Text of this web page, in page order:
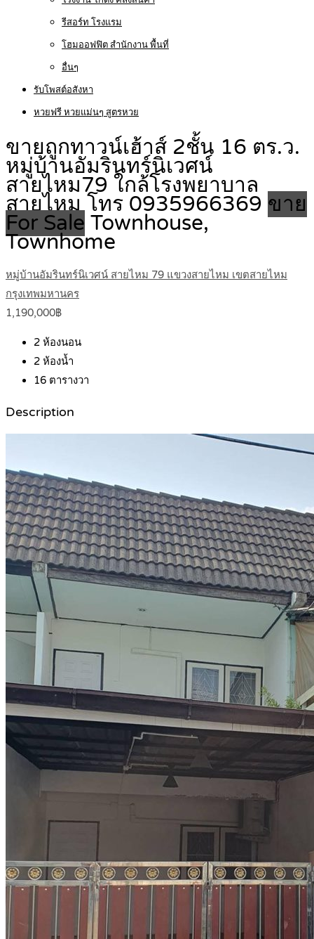
รีสอร์ท โรงแรม
โฮมออฟฟิต สำนักงาน พื้นที่
อื่นๆ
รับโพสต์อสังหา
หวยฟรี หวยแม่นๆ สูตรหวย
ขายถูกทาวน์เฮ้าส์ 2ชั้น 16 ตร.ว.
หมู่บ้านอัมรินทร์นิเวศน์
สายไหม79 ใกล้โรงพยาบาล
สายไหม โทร 0935966369 ขาย
For Sale Townhouse,
Townhome
หมู่บ้านอัมรินทร์นิเวศน์ สายไหม 79 แขวงสายไหม เขตสายไหม
กรุงเทพมหานคร
1,190,000฿
2 ห้องนอน
2 ห้องน้ำ
16 ตารางวา
Description